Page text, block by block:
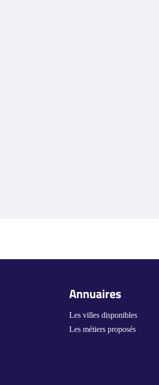
Annuaires
Les villes disponibles
Les métiers proposés